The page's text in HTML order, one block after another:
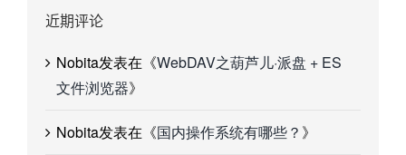
近期评论
Nobita发表在《WebDAV之葫芦儿·派盘 + ES
文件浏览器》
Nobita发表在《国内操作系统有哪些？ 》